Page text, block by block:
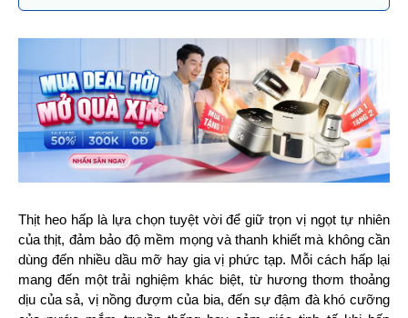
Thịt heo hấp là lựa chọn tuyệt vời để giữ trọn vị ngọt tự nhiên
của thịt, đảm bảo độ mềm mọng và thanh khiết mà không cần
dùng đến nhiều dầu mỡ hay gia vị phức tạp. Mỗi cách hấp lại
mang đến một trải nghiệm khác biệt, từ hương thơm thoảng
dịu của sả, vị nồng đượm của bia, đến sự đậm đà khó cưỡng